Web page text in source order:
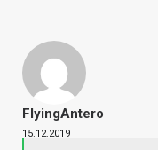
FlyingAntero
15.12.2019